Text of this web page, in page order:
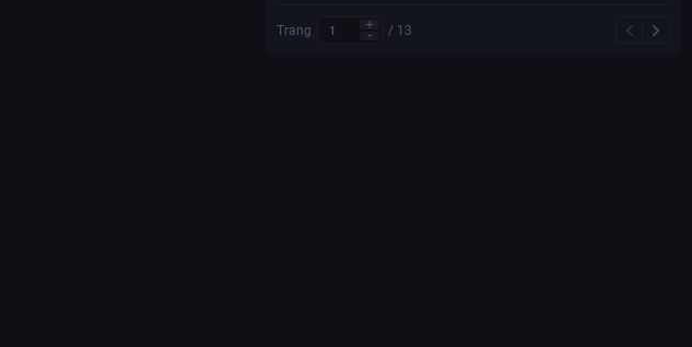
Trang / 13